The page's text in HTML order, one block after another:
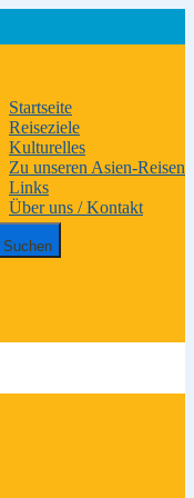
Startseite
Reiseziele
Kulturelles
Zu unseren Asien-Reisen
Links
Über uns / Kontakt
Suchen